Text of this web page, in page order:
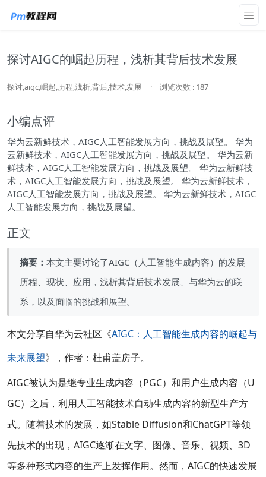
探讨AIGC的崛起历程，浅析其背后技术发展
探讨,aigc,崛起,历程,浅析,背后,技术,发展 · 浏览次数 : 187
小编点评
华为云新鲜技术，AIGC人工智能发展方向，挑战及展望。 华为
云新鲜技术，AIGC人工智能发展方向，挑战及展望。 华为云新
鲜技术，AIGC人工智能发展方向，挑战及展望。 华为云新鲜技
术，AIGC人工智能发展方向，挑战及展望。 华为云新鲜技术，
AIGC人工智能发展方向，挑战及展望。 华为云新鲜技术，AIGC
人工智能发展方向，挑战及展望。
正文
摘要： 本文主要讨论了AIGC（人工智能生成内容）的发展
历程、现状、应用，浅析其背后技术发展、与华为云的联
系，以及面临的挑战和展望。
本文分享自华为云社区 《AIGC：人工智能生成内容的崛起与
未来展望》，作者：杜甫盖房子。
AIGC被认为是继专业生成内容（PGC）和用户生成内容（U
GC）之后，利用人工智能技术自动生成内容的新型生产方
式。随着技术的发展，如Stable Diffusion和ChatGPT等领
先技术的出现，AIGC逐渐在文字、图像、音乐、视频、3D
等多种形式内容的生产上发挥作用。然而，AIGC的快速发展